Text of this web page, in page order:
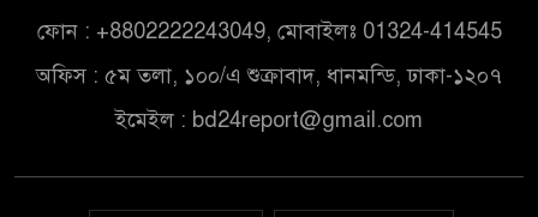
ফোন : +8802222243049, মোবাইলঃ 01324-414545
অফিস : ৫ম তলা, ১০০/এ শুক্রাবাদ, ধানমন্ডি, ঢাকা-১২০৭
ইমেইল : bd24report@gmail.com